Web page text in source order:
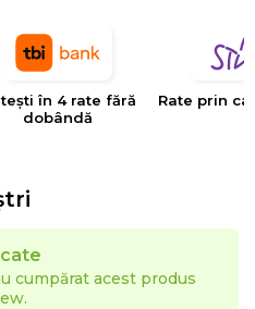
în 4 rate fără
dobândă
Rate prin
cumpărat acest produs